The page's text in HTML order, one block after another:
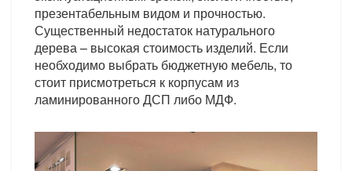
презентабельным видом и прочностью.
Существенный недостаток натурального
дерева – высокая стоимость изделий. Если
необходимо выбрать бюджетную мебель, то
стоит присмотреться к корпусам из
ламинированного ДСП либо МДФ.